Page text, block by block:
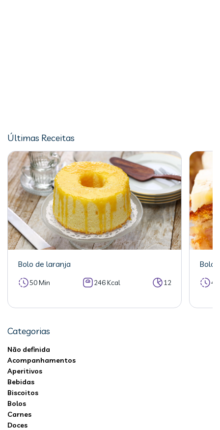
Últimas Receitas
Bolo de laranja
50 Min 246 Kcal 12
Bolo
Categorias
Não definida
Acompanhamentos
Aperitivos
Bebidas
Biscoitos
Bolos
Carnes
Doces